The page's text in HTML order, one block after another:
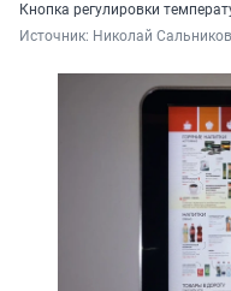
Кнопка регулировки
Источник: Николай